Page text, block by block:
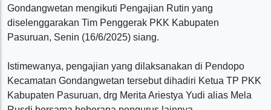
Gondangwetan mengikuti Pengajian Rutin yang
diselenggarakan Tim Penggerak PKK Kabupaten
Pasuruan, Senin (16/6/2025) siang.
Istimewanya, pengajian yang dilaksanakan di Pendopo
Kecamatan Gondangwetan tersebut dihadiri Ketua TP PKK
Kabupaten Pasuruan, drg Merita Ariestya Yudi alias Mela